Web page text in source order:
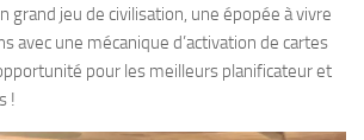
grand jeu de civilisation, une épopée à vivre
avec une mécanique d’activation de cartes
pour les meilleurs planificateur et
!